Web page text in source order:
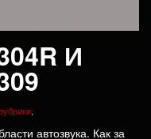
И
автозвука. Как за